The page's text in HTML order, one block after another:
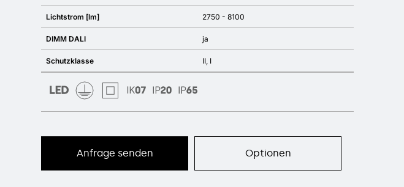
Lichtstrom [lm] 2750 - 8100
DIMM DALI ja
Schutzklasse II, I
Anfrage senden Optionen